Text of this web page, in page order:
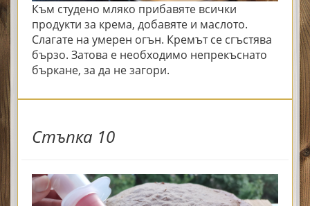
Към студено мляко прибавяте всички
продукти за крема, добавяте и маслото.
Слагате на умерен огън. Кремът се сгъстява
бързо. Затова е необходимо непрекъснато
бъркане, за да не загори.
Стъпка 10